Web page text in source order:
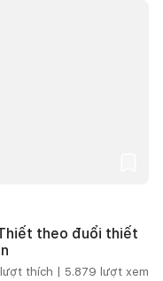
theo đuổi thiết
lượt thích | 5.879 lượt xem